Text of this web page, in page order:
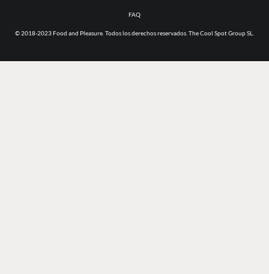
FAQ
© 2018-2023 Food and Pleasure. Todos los derechos reservados. The Cool Spot Group SL.